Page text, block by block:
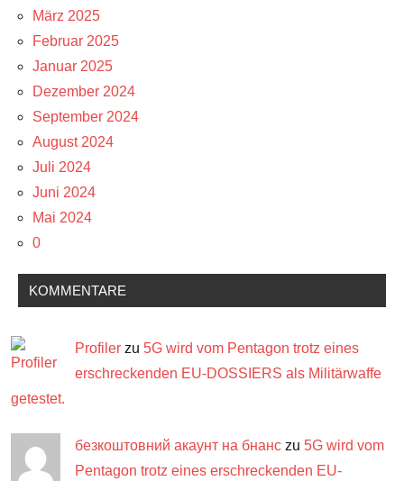
März 2025
Februar 2025
Januar 2025
Dezember 2024
September 2024
August 2024
Juli 2024
Juni 2024
Mai 2024
0
KOMMENTARE
Profiler zu 5G wird vom Pentagon trotz eines
erschreckenden EU-DOSSIERS als Militärwaffe
getestet.
безкоштовний акаунт на бнанс zu 5G wird vom
Pentagon trotz eines erschreckenden EU-